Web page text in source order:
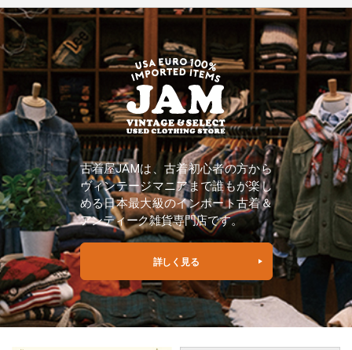
古着屋JAMは、古着初心者の方から
ヴィンテージマニアまで誰もが楽し
める日本最大級のインポート古着＆
アンティーク雑貨専門店です。
詳しく見る